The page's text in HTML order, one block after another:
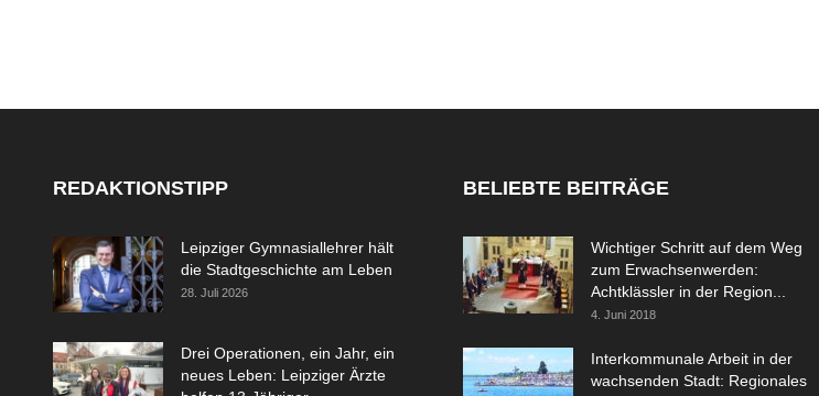
REDAKTIONSTIPP
Leipziger Gymnasiallehrer hält
die Stadtgeschichte am Leben
28. Juli 2026
Drei Operationen, ein Jahr, ein
neues Leben: Leipziger Ärzte
BELIEBTE BEITRÄGE
Wichtiger Schritt auf dem Weg
zum Erwachsenwerden:
Achtklässler in der Region...
4. Juni 2018
Interkommunale Arbeit in der
wachsenden Stadt: Regionales